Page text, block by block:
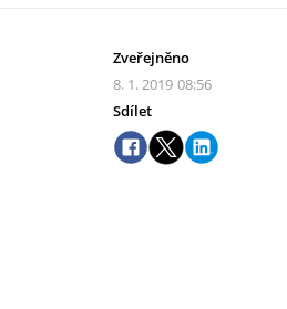
Zveřejněno
8. 1. 2019 08:56
Sdílet